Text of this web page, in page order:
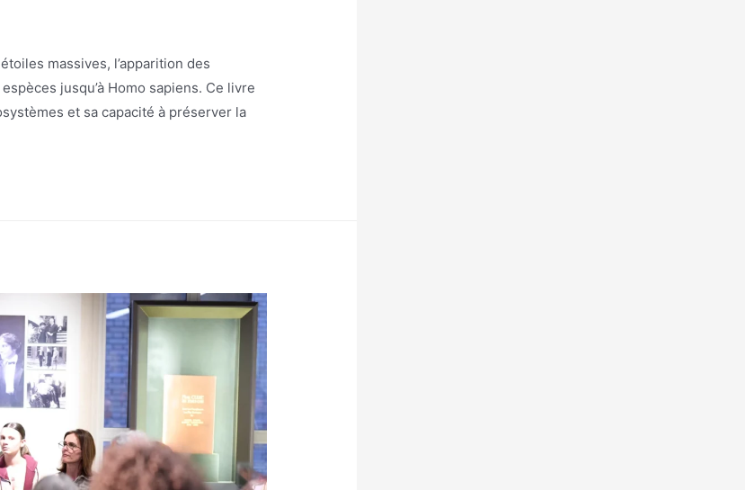
massives, l’apparition des
jusqu’à Homo sapiens. Ce livre
et sa capacité à préserver la